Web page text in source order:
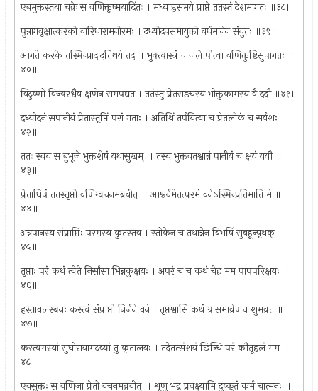
एबमुक्तस्तथा चक्रे स वणिक्तृष्मयादिंतः । मध्याह्रसमये प्राप्ते ततस्तं देशमागतः ॥३८॥
पुन्नागवृक्षात्करको वारिधारामनोरमः । दध्योदनसमायुक्तो वर्धमानेन संयुतः ॥३९॥
आगते करके तस्मिन्प्रादादतिथये तदा । भुक्त्वास्त्रं च जले पीत्वा वणिक्तुष्टिसुपागतः ॥
४०॥
विटुष्णो विज्वरश्वैव क्षणेन समपद्यत । ततंस्तु प्रेतसङघस्य भोक्तुकामस्य वै ददौ ॥४१॥
दध्योदनं सपानीयं प्रेतास्तृप्तिं परां गताः । अतिथिं तर्पयित्वा च प्रेतलोकं च सर्वशः ॥
४२॥
ततः स्वय स बुभूजे भुक्तशेषं यथासुखम् ‍ । तस्य भुक्तवतश्वान्नं पानीयं च क्षयं ययौ ॥
४३॥
प्रेताधिपं ततस्तृप्तो वणिग्वचनमब्रवीत् ‍ । आश्वर्यमेतत्परमं वनेऽस्मिन्प्रतिभाति मे ॥
४४॥
अन्नपानस्य संप्राप्तिः परमस्य कुतस्तव । स्तोकेन च तथान्नेन बिभषिं सुबहून्पृथक् ‍ ॥
४५॥
तृप्ताः परं कथं त्वेते निर्सांसा भिन्नकुक्षयः । अपरं च च कथं चेह मम पापपरिक्षयः ॥
४६॥
हस्तावलस्बनः कस्त्वं संप्राप्तो निर्जने वने । तृप्तश्वासि कथं ग्रासमाव्रेणच शुभव्रत ॥
४७॥
कस्त्वमस्यां सुघोरायामटव्यां तु कृतालयः । तदेतत्संशयं छिन्धि परं कौतूहलं मम ॥
४८॥
एवसुक्तः स वणिजा प्रेतो वचनमब्रवीत् ‍ । शृणु भद्र प्रवक्ष्यामि दुष्कृतं कर्म चात्मनः ॥